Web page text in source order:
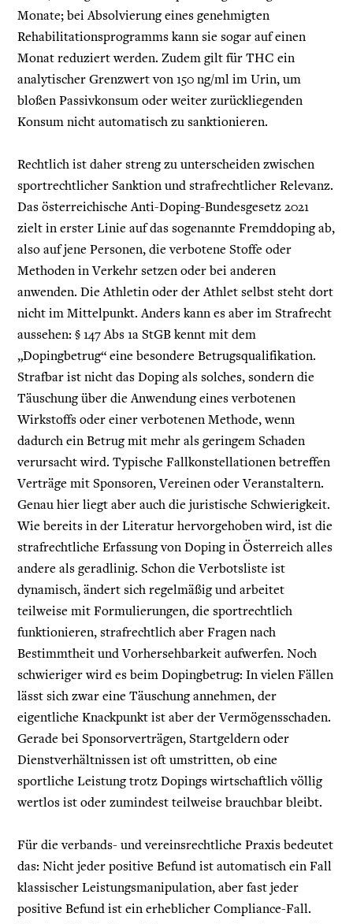
Monate; bei Absolvierung eines genehmigten
Rehabilitationsprogramms kann sie sogar auf einen
Monat reduziert werden. Zudem gilt für THC ein
analytischer Grenzwert von 150 ng/ml im Urin, um
bloßen Passivkonsum oder weiter zurückliegenden
Konsum nicht automatisch zu sanktionieren.
Rechtlich ist daher streng zu unterscheiden zwischen
sportrechtlicher Sanktion und strafrechtlicher Relevanz.
Das österreichische Anti-Doping-Bundesgesetz 2021
zielt in erster Linie auf das sogenannte Fremddoping ab,
also auf jene Personen, die verbotene Stoffe oder
Methoden in Verkehr setzen oder bei anderen
anwenden. Die Athletin oder der Athlet selbst steht dort
nicht im Mittelpunkt. Anders kann es aber im Strafrecht
aussehen: § 147 Abs 1a StGB kennt mit dem
„Dopingbetrug“ eine besondere Betrugsqualifikation.
Strafbar ist nicht das Doping als solches, sondern die
Täuschung über die Anwendung eines verbotenen
Wirkstoffs oder einer verbotenen Methode, wenn
dadurch ein Betrug mit mehr als geringem Schaden
verursacht wird. Typische Fallkonstellationen betreffen
Verträge mit Sponsoren, Vereinen oder Veranstaltern.
Genau hier liegt aber auch die juristische Schwierigkeit.
Wie bereits in der Literatur hervorgehoben wird, ist die
strafrechtliche Erfassung von Doping in Österreich alles
andere als geradlinig. Schon die Verbotsliste ist
dynamisch, ändert sich regelmäßig und arbeitet
teilweise mit Formulierungen, die sportrechtlich
funktionieren, strafrechtlich aber Fragen nach
Bestimmtheit und Vorhersehbarkeit aufwerfen. Noch
schwieriger wird es beim Dopingbetrug: In vielen Fällen
lässt sich zwar eine Täuschung annehmen, der
eigentliche Knackpunkt ist aber der Vermögensschaden.
Gerade bei Sponsorverträgen, Startgeldern oder
Dienstverhältnissen ist oft umstritten, ob eine
sportliche Leistung trotz Dopings wirtschaftlich völlig
wertlos ist oder zumindest teilweise brauchbar bleibt.
Für die verbands- und vereinsrechtliche Praxis bedeutet
das: Nicht jeder positive Befund ist automatisch ein Fall
klassischer Leistungsmanipulation, aber fast jeder
positive Befund ist ein erheblicher Compliance-Fall.